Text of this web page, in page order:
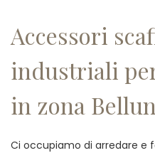
Accessori
industriali
in zona
Ci occupiamo di arredare e